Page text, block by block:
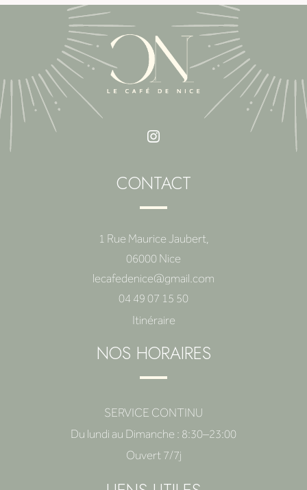
CONTACT
1 Rue Maurice Jaubert,
06000 Nice
lecafedenice@gmail.com
04 49 07 15 50
Itinéraire
NOS HORAIRES
SERVICE CONTINU
Du lundi au Dimanche : 8:30–23:00
Ouvert 7/7j